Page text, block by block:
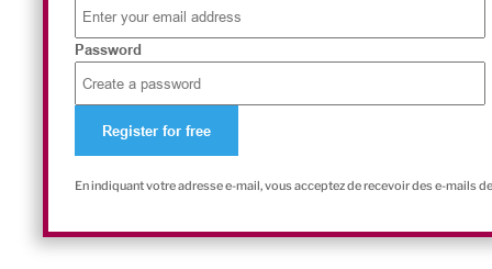
Password
En indiquant votre adresse e-mail, vous acceptez de recevoir des e-mails